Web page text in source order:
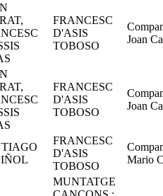
FRANCESC
D'ASIS
TOBOSO
Joan
FRANCESC
D'ASIS
TOBOSO
Joan
FRANCESC
D'ASIS
TOBOSO
Mario
MUNTATGE